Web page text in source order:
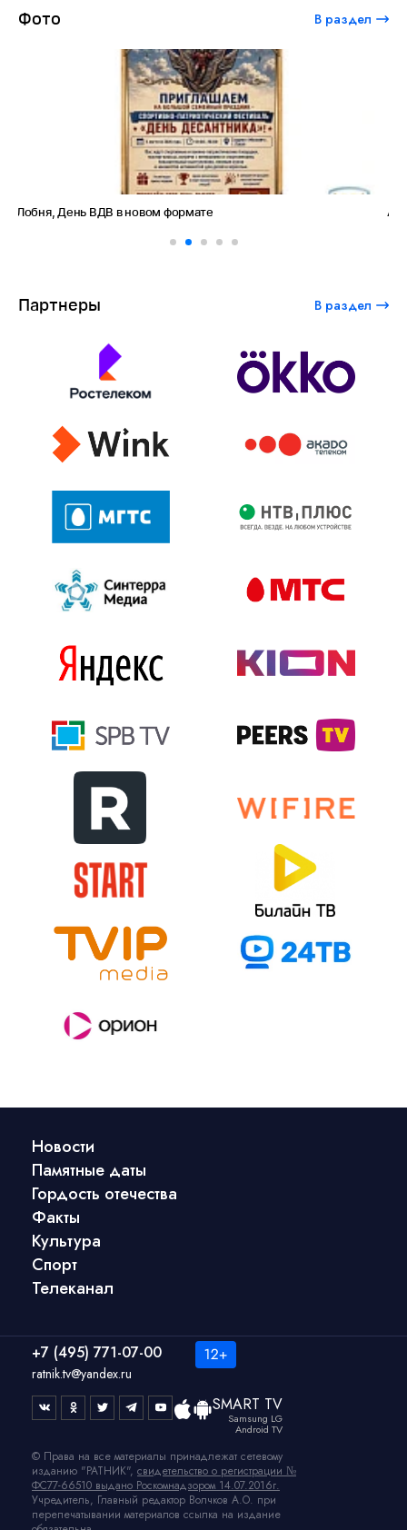
Фото В раздел
Амет-Хан Султан: небо как судьба
Партнеры В раздел
Новости
Памятные даты
Гордость отечества
Факты
Культура
Спорт
Телеканал
+7 (495) 771-07-00
ratnik.tv@yandex.ru
SMART TV
Samsung LG
Android TV
© Права на все материалы принадлежат сетевому
изданию "РАТНИК", свидетельство о регистрации №
ФС77-66510 выдано Роскомнадзором 14.07.2016г.
Учредитель, Главный редактор Волчков А.О. при
перепечатывании материалов ссылка на издание